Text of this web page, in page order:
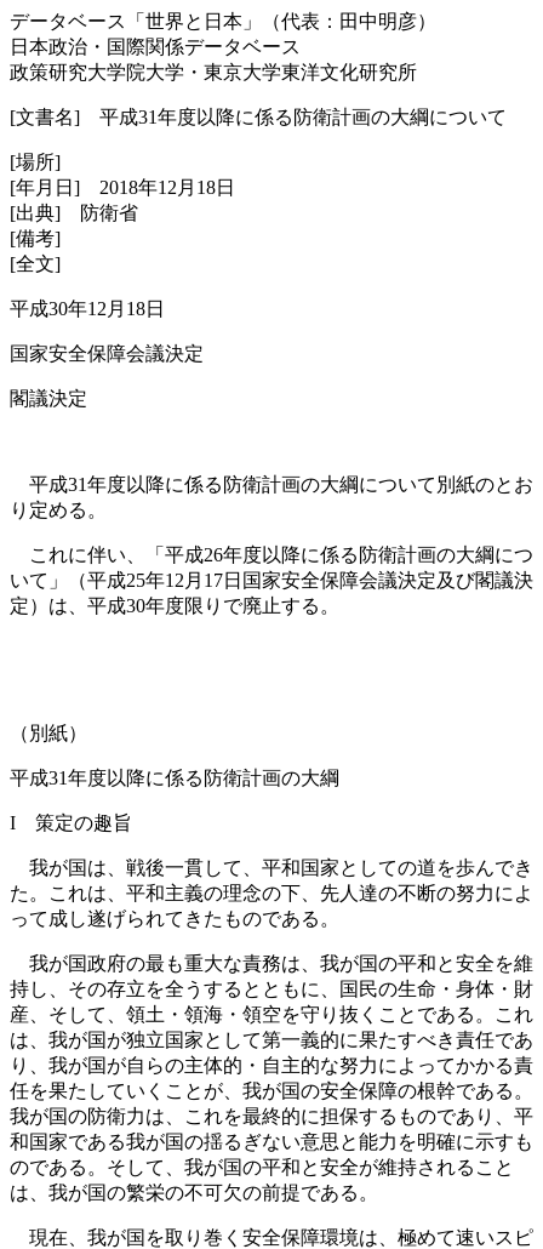
データベース「世界と日本」（代表：田中明彦）
日本政治・国際関係データベース
政策研究大学院大学・東京大学東洋文化研究所
[文書名] 平成31年度以降に係る防衛計画の大綱について
[場所]
[年月日] 2018年12月18日
[出典] 防衛省
[備考]
[全文]
平成30年12月18日
国家安全保障会議決定
閣議決定
平成31年度以降に係る防衛計画の大綱について別紙のとお
り定める。
これに伴い、「平成26年度以降に係る防衛計画の大綱につ
いて」（平成25年12月17日国家安全保障会議決定及び閣議決
定）は、平成30年度限りで廃止する。
（別紙）
平成31年度以降に係る防衛計画の大綱
I 策定の趣旨
我が国は、戦後一貫して、平和国家としての道を歩んでき
た。これは、平和主義の理念の下、先人達の不断の努力によ
って成し遂げられてきたものである。
我が国政府の最も重大な責務は、我が国の平和と安全を維
持し、その存立を全うするとともに、国民の生命・身体・財
産、そして、領土・領海・領空を守り抜くことである。これ
は、我が国が独立国家として第一義的に果たすべき責任であ
り、我が国が自らの主体的・自主的な努力によってかかる責
任を果たしていくことが、我が国の安全保障の根幹である。
我が国の防衛力は、これを最終的に担保するものであり、平
和国家である我が国の揺るぎない意思と能力を明確に示すも
のである。そして、我が国の平和と安全が維持されること
は、我が国の繁栄の不可欠の前提である。
現在、我が国を取り巻く安全保障環境は、極めて速いスピ